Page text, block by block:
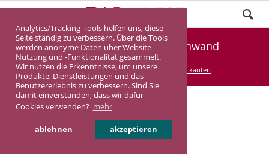
Analytics/Tracking-Tools helfen uns, diese
Seite ständig zu verbessern. Über die Tools
werden anonyme Daten über Website-
Nutzung und -Funktionalität gesammelt.
Wir nutzen die Erkenntnisse, um unsere
Produkte, Dienstleistungen und das
Benutzererlebnis zu verbessern. Sind Sie
damit einverstanden, dass wir dafür
Cookies verwenden? mehr
ablehnen akzeptieren
Pflegeimmobilie Höchenschwand
DASINVEST Service Pflegeimmobilie kaufen
Pflegeimmobilie in
Höchenschwand